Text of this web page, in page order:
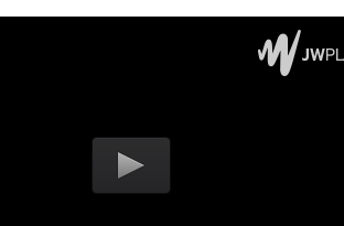
T
O